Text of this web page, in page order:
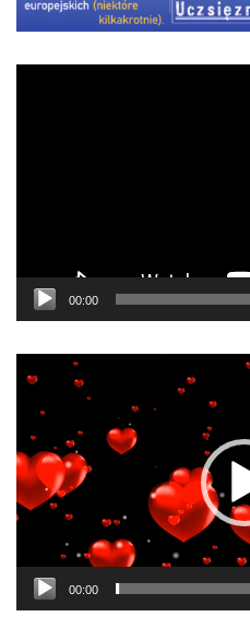
00:00
Odtwarzacz
00:00